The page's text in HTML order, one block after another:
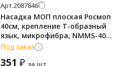
Арт.2087846
Насадка МОП плоская Росмоп
40см, крепление Т-образный
язык, микрофибра, NMMS-40-
T
Под заказ
351 ₽ за шт.